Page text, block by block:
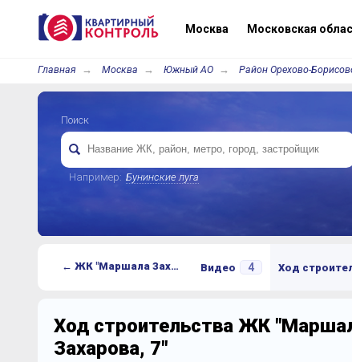
Москва Московская
Главная Москва Южный АО Район Орехово-
Поиск
Например: Бунинские луга
← ЖК "Маршала Захарова, 7" Видео 4 Ход
Ход строительства ЖК
Захарова, 7"